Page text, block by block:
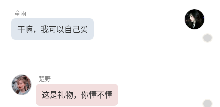
童雨
干嘛，我可以自己买
楚野
这是礼物，你懂不懂